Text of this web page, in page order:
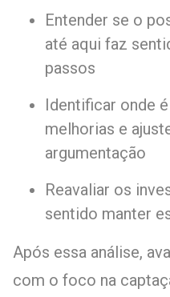
Entender se o
até aqui faz
passos
Identificar onde
melhorias e
argumentação
Reavaliar os
sentido manter
Após essa análise,
com o foco na